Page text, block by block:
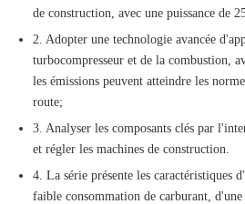
de construction, avec une puissance de
2. Adopter une technologie avancée
turbocompresseur et de la combustion,
les émissions peuvent atteindre les
route;
3. Analyser les composants clés par
et régler les machines de construction.
4. La série présente les caractéristiques
faible consommation de carburant,